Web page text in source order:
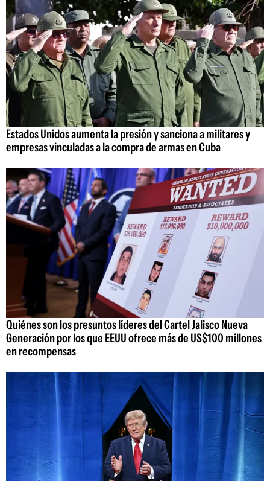
Estados Unidos aumenta la presión y sanciona a militares y
empresas vinculadas a la compra de armas en Cuba
Quiénes son los presuntos líderes del Cartel Jalisco Nueva
Generación por los que EEUU ofrece más de US$100 millones
en recompensas